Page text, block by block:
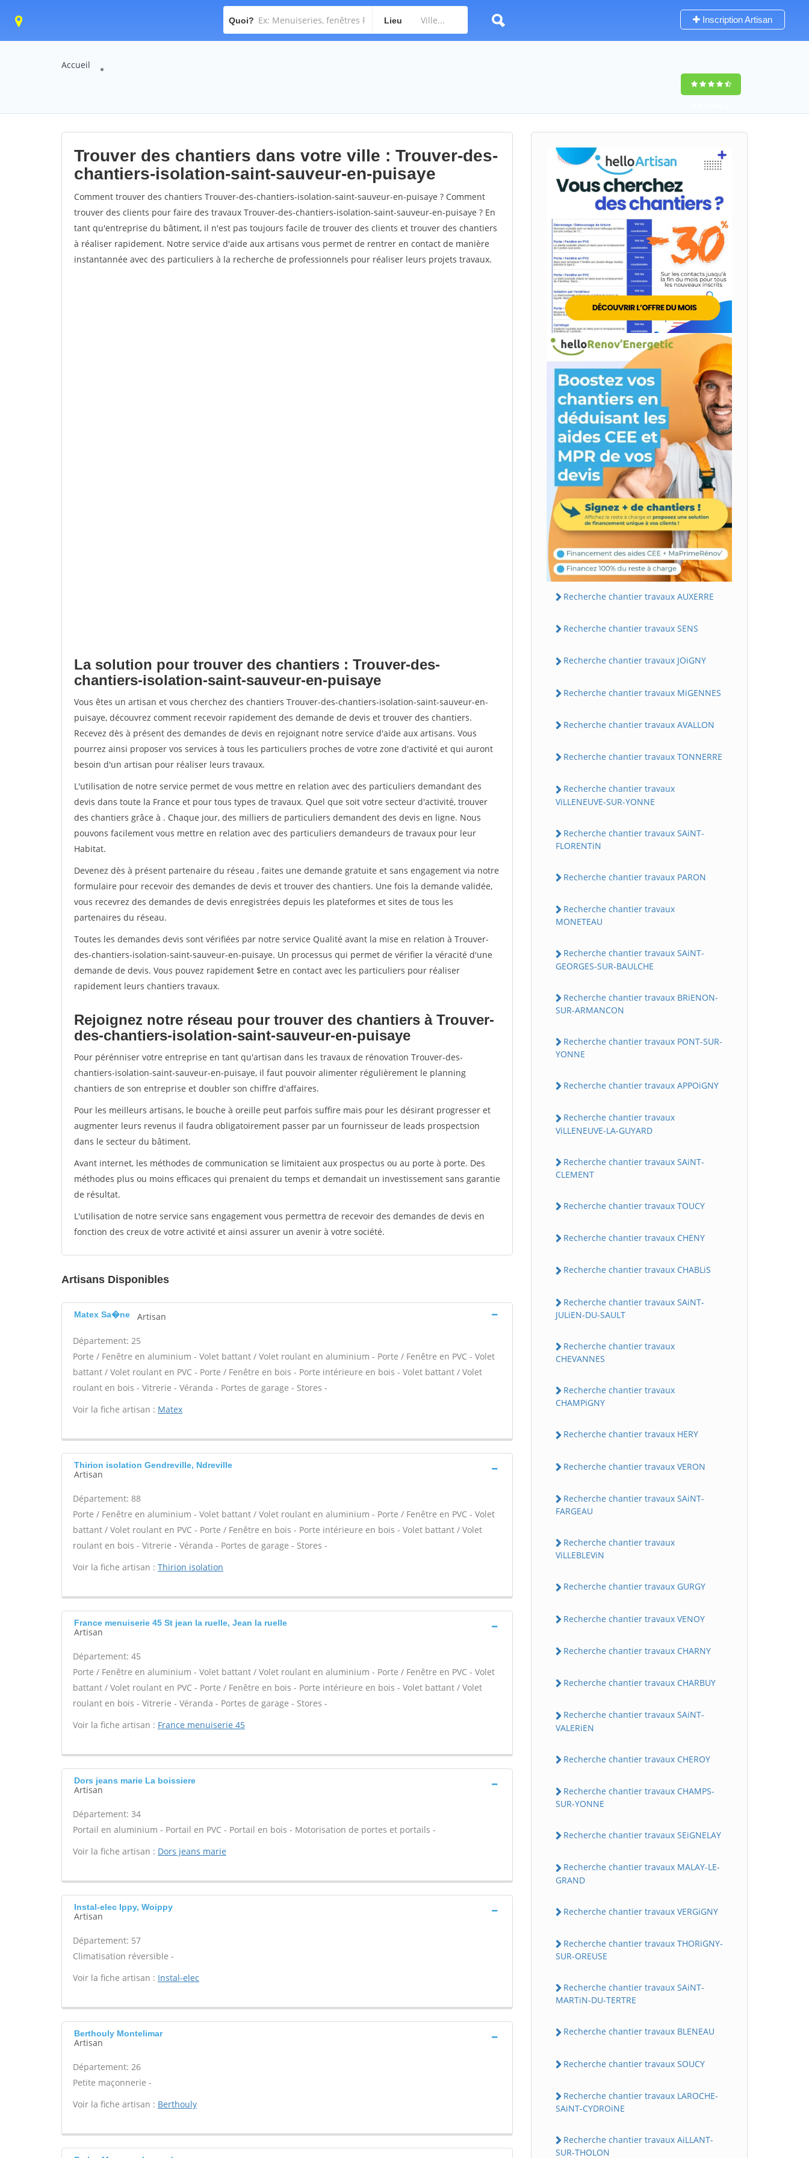
Quoi? Lieu Inscription Artisan
Accueil
Trouver des chantiers dans votre ville : Trouver-des-
chantiers-isolation-saint-sauveur-en-puisaye
Comment trouver des chantiers Trouver-des-chantiers-isolation-saint-sauveur-en-puisaye ? Comment
trouver des clients pour faire des travaux Trouver-des-chantiers-isolation-saint-sauveur-en-puisaye ? En
tant qu'entreprise du bâtiment, il n'est pas toujours facile de trouver des clients et trouver des chantiers
à réaliser rapidement. Notre service d'aide aux artisans vous permet de rentrer en contact de manière
instantannée avec des particuliers à la recherche de professionnels pour réaliser leurs projets travaux.
La solution pour trouver des chantiers : Trouver-des-
chantiers-isolation-saint-sauveur-en-puisaye
Vous êtes un artisan et vous cherchez des chantiers Trouver-des-chantiers-isolation-saint-sauveur-en-
puisaye, découvrez comment recevoir rapidement des demande de devis et trouver des chantiers.
Recevez dès à présent des demandes de devis en rejoignant notre service d'aide aux artisans. Vous
pourrez ainsi proposer vos services à tous les particuliers proches de votre zone d'activité et qui auront
besoin d'un artisan pour réaliser leurs travaux.
L'utilisation de notre service permet de vous mettre en relation avec des particuliers demandant des
devis dans toute la France et pour tous types de travaux. Quel que soit votre secteur d'activité, trouver
des chantiers grâce à . Chaque jour, des milliers de particuliers demandent des devis en ligne. Nous
pouvons facilement vous mettre en relation avec des particuliers demandeurs de travaux pour leur
Habitat.
Devenez dès à présent partenaire du réseau , faites une demande gratuite et sans engagement via notre
formulaire pour recevoir des demandes de devis et trouver des chantiers. Une fois la demande validée,
vous recevrez des demandes de devis enregistrées depuis les plateformes et sites de tous les
partenaires du réseau.
Toutes les demandes devis sont vérifiées par notre service Qualité avant la mise en relation à Trouver-
des-chantiers-isolation-saint-sauveur-en-puisaye. Un processus qui permet de vérifier la véracité d'une
demande de devis. Vous pouvez rapidement $etre en contact avec les particuliers pour réaliser
rapidement leurs chantiers travaux.
Rejoignez notre réseau pour trouver des chantiers à Trouver-
des-chantiers-isolation-saint-sauveur-en-puisaye
Pour pérénniser votre entreprise en tant qu'artisan dans les travaux de rénovation Trouver-des-
chantiers-isolation-saint-sauveur-en-puisaye, il faut pouvoir alimenter régulièrement le planning
chantiers de son entreprise et doubler son chiffre d'affaires.
Pour les meilleurs artisans, le bouche à oreille peut parfois suffire mais pour les désirant progresser et
augmenter leurs revenus il faudra obligatoirement passer par un fournisseur de leads prospectsion
dans le secteur du bâtiment.
Avant internet, les méthodes de communication se limitaient aux prospectus ou au porte à porte. Des
méthodes plus ou moins efficaces qui prenaient du temps et demandait un investissement sans garantie
de résultat.
L'utilisation de notre service sans engagement vous permettra de recevoir des demandes de devis en
fonction des creux de votre activité et ainsi assurer un avenir à votre société.
Artisans Disponibles
Matex Sa�ne Artisan
Département: 25
Porte / Fenêtre en aluminium - Volet battant / Volet roulant en aluminium - Porte / Fenêtre en PVC - Volet
battant / Volet roulant en PVC - Porte / Fenêtre en bois - Porte intérieure en bois - Volet battant / Volet
roulant en bois - Vitrerie - Véranda - Portes de garage - Stores -
Voir la fiche artisan : Matex
Thirion isolation Gendreville, Ndreville
Artisan
Département: 88
Porte / Fenêtre en aluminium - Volet battant / Volet roulant en aluminium - Porte / Fenêtre en PVC - Volet
battant / Volet roulant en PVC - Porte / Fenêtre en bois - Porte intérieure en bois - Volet battant / Volet
roulant en bois - Vitrerie - Véranda - Portes de garage - Stores -
Voir la fiche artisan : Thirion isolation
France menuiserie 45 St jean la ruelle, Jean la ruelle
Artisan
Département: 45
Porte / Fenêtre en aluminium - Volet battant / Volet roulant en aluminium - Porte / Fenêtre en PVC - Volet
battant / Volet roulant en PVC - Porte / Fenêtre en bois - Porte intérieure en bois - Volet battant / Volet
roulant en bois - Vitrerie - Véranda - Portes de garage - Stores -
Voir la fiche artisan : France menuiserie 45
Dors jeans marie La boissiere
Artisan
Département: 34
Portail en aluminium - Portail en PVC - Portail en bois - Motorisation de portes et portails -
Voir la fiche artisan : Dors jeans marie
Instal-elec Ippy, Woippy
Artisan
Département: 57
Climatisation réversible -
Voir la fiche artisan : Instal-elec
Berthouly Montelimar
Artisan
Département: 26
Petite maçonnerie -
Voir la fiche artisan : Berthouly
Recherche chantier travaux AUXERRE
Recherche chantier travaux SENS
Recherche chantier travaux JOiGNY
Recherche chantier travaux MiGENNES
Recherche chantier travaux AVALLON
Recherche chantier travaux TONNERRE
Recherche chantier travaux
ViLLENEUVE-SUR-YONNE
Recherche chantier travaux SAiNT-
FLORENTiN
Recherche chantier travaux PARON
Recherche chantier travaux
MONETEAU
Recherche chantier travaux SAiNT-
GEORGES-SUR-BAULCHE
Recherche chantier travaux BRiENON-
SUR-ARMANCON
Recherche chantier travaux PONT-SUR-
YONNE
Recherche chantier travaux APPOiGNY
Recherche chantier travaux
ViLLENEUVE-LA-GUYARD
Recherche chantier travaux SAiNT-
CLEMENT
Recherche chantier travaux TOUCY
Recherche chantier travaux CHENY
Recherche chantier travaux CHABLiS
Recherche chantier travaux SAiNT-
JULiEN-DU-SAULT
Recherche chantier travaux
CHEVANNES
Recherche chantier travaux
CHAMPiGNY
Recherche chantier travaux HERY
Recherche chantier travaux VERON
Recherche chantier travaux SAiNT-
FARGEAU
Recherche chantier travaux
ViLLEBLEViN
Recherche chantier travaux GURGY
Recherche chantier travaux VENOY
Recherche chantier travaux CHARNY
Recherche chantier travaux CHARBUY
Recherche chantier travaux SAiNT-
VALERiEN
Recherche chantier travaux CHEROY
Recherche chantier travaux CHAMPS-
SUR-YONNE
Recherche chantier travaux SEiGNELAY
Recherche chantier travaux MALAY-LE-
GRAND
Recherche chantier travaux VERGiGNY
Recherche chantier travaux THORiGNY-
SUR-OREUSE
Recherche chantier travaux SAiNT-
MARTiN-DU-TERTRE
Recherche chantier travaux BLENEAU
Recherche chantier travaux SOUCY
Recherche chantier travaux LAROCHE-
SAiNT-CYDROiNE
Recherche chantier travaux AiLLANT-
SUR-THOLON